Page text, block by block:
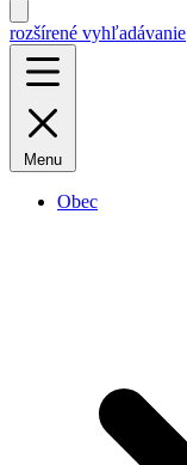
rozšírené vyhľadávanie
Menu
Obec